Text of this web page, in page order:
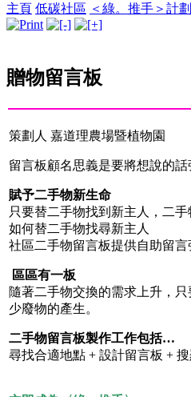
主頁 低碳社區 ＜綠。推手＞計
贈物留言板
策劃人 嘉道理農場暨植物園
留言板顧名思義是要將想說的
賦予二手物新生命
只要替二手物找到新主人，二
如何替二手物找尋新主人
社區二手物留言板提供自助留
區區有一板
隨著二手物交換的需求上升，
少廢物的產生。
二手物留言板製作工作包括…
尋找合適地點 + 設計留言板 +